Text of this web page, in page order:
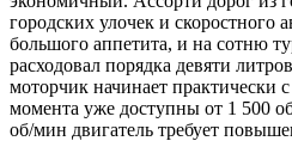
городских улочек и скоростного
большого аппетита, и на сотню
расходовал порядка девяти
моторчик начинает практически
момента уже доступны от 1 500
об/мин двигатель требует